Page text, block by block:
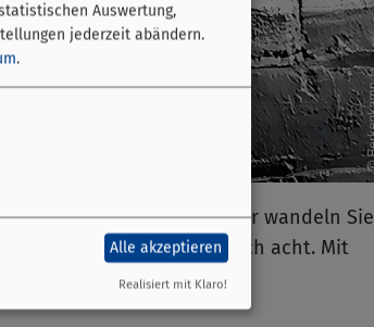
Frau, auf dem Pflaster wandeln Sie
Das Grauen beginnt nach acht. Mit
Auswertung,
jederzeit abändern.
.
Alle akzeptieren
Realisiert mit Klaro!